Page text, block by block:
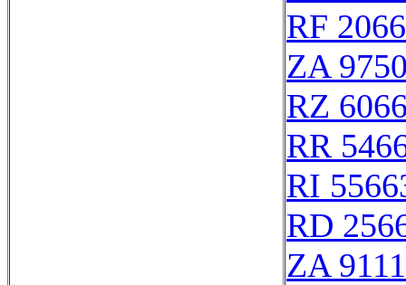
RF
ZA
RZ
RR
RI
RD
ZA